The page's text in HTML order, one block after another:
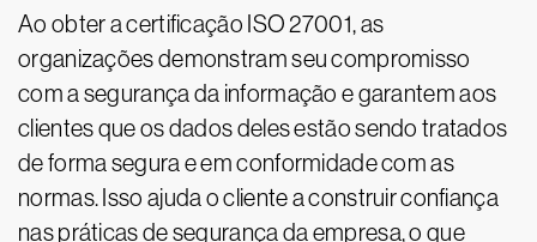
Ao obter a certificação ISO 27001, as
organizações demonstram seu compromisso
com a segurança da informação e garantem aos
clientes que os dados deles estão sendo tratados
de forma segura e em conformidade com as
normas. Isso ajuda o cliente a construir confiança
nas práticas de segurança da empresa, o que